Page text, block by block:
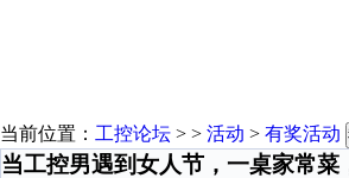
当前位置： 工控论坛 > > 活动 > 有奖活动
当工控男遇到女人节，一桌家常菜